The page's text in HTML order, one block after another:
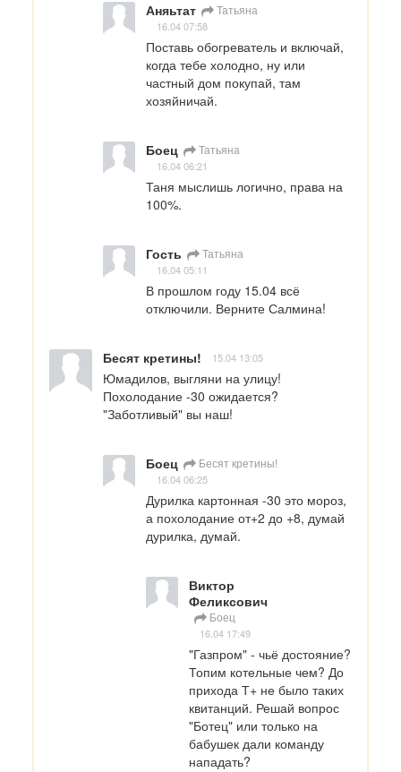
Аняьтат Татьяна
16.04 07:58
Поставь обогреватель и включай,
когда тебе холодно, ну или
частный дом покупай, там
хозяйничай.
Боец Татьяна
16.04 06:21
Таня мыслишь логично, права на
100%.
Гость Татьяна
16.04 05:11
В прошлом году 15.04 всё
отключили. Верните Салмина!
Бесят кретины! 15.04 13:05
Юмадилов, выгляни на улицу!
Похолодание -30 ожидается?
"Заботливый" вы наш!
Боец Бесят кретины!
16.04 06:25
Дурилка картонная -30 это мороз,
а похолодание от+2 до +8, думай
дурилка, думай.
Виктор
Феликсович
Боец
16.04 17:49
"Газпром" - чьё достояние?
Топим котельные чем? До
прихода Т+ не было таких
квитанций. Решай вопрос
"Ботец" или только на
бабушек дали команду
нападать?